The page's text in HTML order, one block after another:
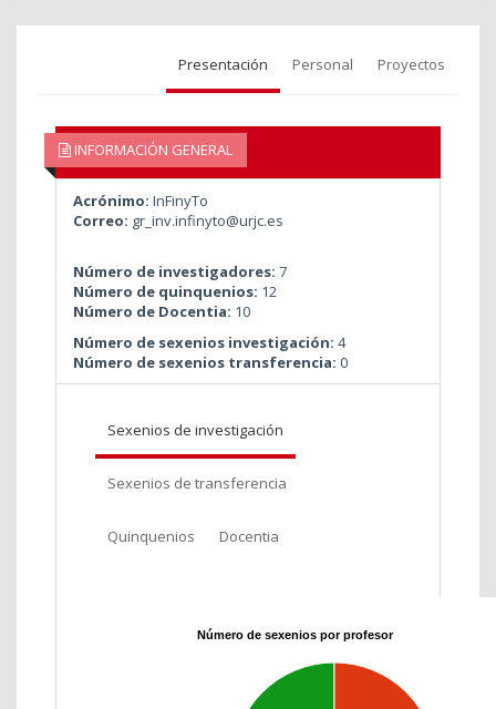
Presentación Personal Proyectos
INFORMACIÓN GENERAL
Acrónimo: InFinyTo
Correo: gr_inv.infinyto@urjc.es
Número de investigadores: 7
Número de quinquenios: 12
Número de Docentia: 10
Número de sexenios investigación: 4
Número de sexenios transferencia: 0
Sexenios de investigación
Sexenios de transferencia
Quinquenios Docentia
Número de sexenios por profesor